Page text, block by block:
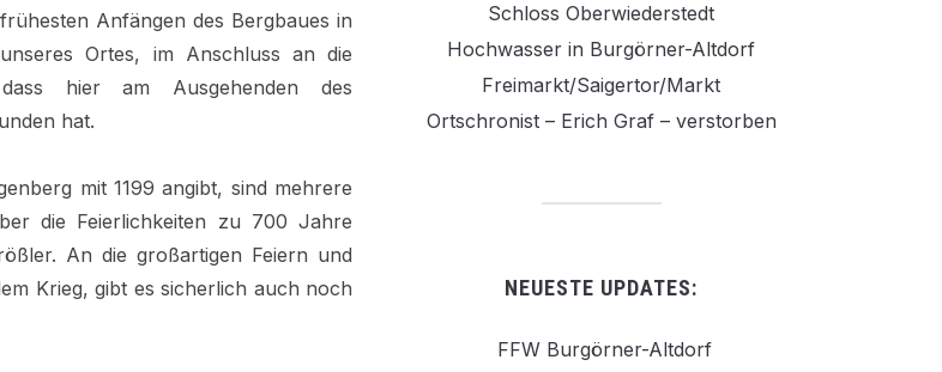
Anfängen des Bergbaues in
Ortes, im Anschluss an die
hier am Ausgehenden des
hat.
mit 1199 angibt, sind mehrere
die Feierlichkeiten zu 700 Jahre
An die großartigen Feiern und
Krieg, gibt es sicherlich auch noch
Schloss Oberwiederstedt
Hochwasser in Burgörner-Altdorf
Freimarkt/Saigertor/Markt
Ortschronist – Erich Graf – verstorben
NEUESTE UPDATES:
FFW Burgörner-Altdorf